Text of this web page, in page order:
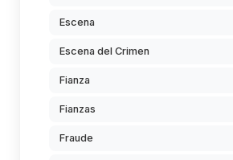
Escena
Escena del Crimen
Fianza
Fianzas
Fraude